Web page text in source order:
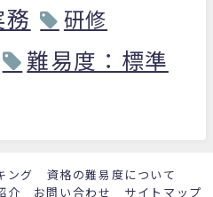
務 研修
難易度：標準
ング
資格の難易度について
介 お問い合わせ サイトマップ